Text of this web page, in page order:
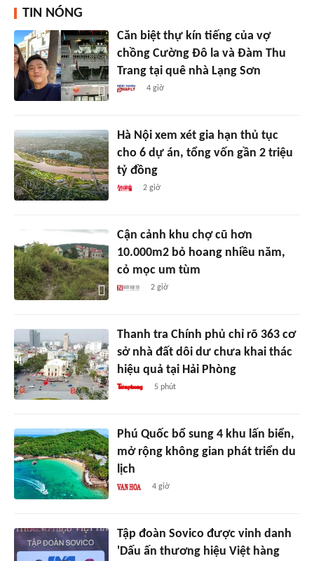
TIN NÓNG
Căn biệt thự kín tiếng của vợ
chồng Cường Đô la và Đàm Thu
Trang tại quê nhà Lạng Sơn
4 giờ
Hà Nội xem xét gia hạn thủ tục
cho 6 dự án, tổng vốn gần 2 triệu
tỷ đồng
2 giờ
Cận cảnh khu chợ cũ hơn
10.000m2 bỏ hoang nhiều năm,
cỏ mọc um tùm
2 giờ
Thanh tra Chính phủ chỉ rõ 363 cơ
sở nhà đất dôi dư chưa khai thác
hiệu quả tại Hải Phòng
5 phút
Phú Quốc bổ sung 4 khu lấn biển,
mở rộng không gian phát triển du
lịch
4 giờ
Tập đoàn Sovico được vinh danh
'Dấu ấn thương hiệu Việt hàng